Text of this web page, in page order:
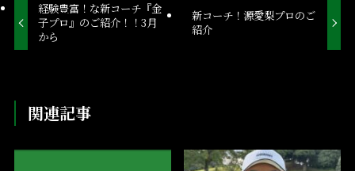
経験豊富！な新コーチ『金
子プロ』のご紹介！！3月
から
新コーチ！源愛梨プロのご
紹介
関連記事